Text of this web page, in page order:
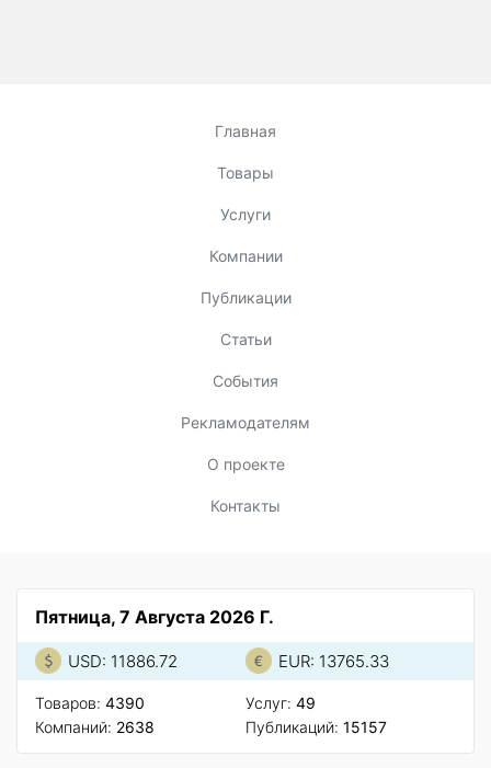
Главная
Товары
Услуги
Компании
Публикации
Статьи
События
Рекламодателям
О проекте
Контакты
Пятница, 7 Августа 2026 Г.
USD: 11886.72 EUR: 13765.33
Товаров: 4390
Компаний: 2638
Услуг: 49
Публикаций: 15157